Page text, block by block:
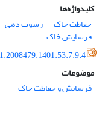
کلیدواژه‌ها
حفاظت خاک
رسوب دهی
فرسایش خاک
موضوعات
فرسایش و حفاظت خاک